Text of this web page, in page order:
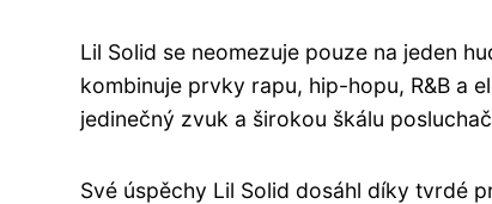
Lil Solid se neomezuje pouze na jeden
kombinuje prvky rapu, hip-hopu, R&B a
jedinečný zvuk a širokou škálu
Své úspěchy Lil Solid dosáhl díky tvrdé